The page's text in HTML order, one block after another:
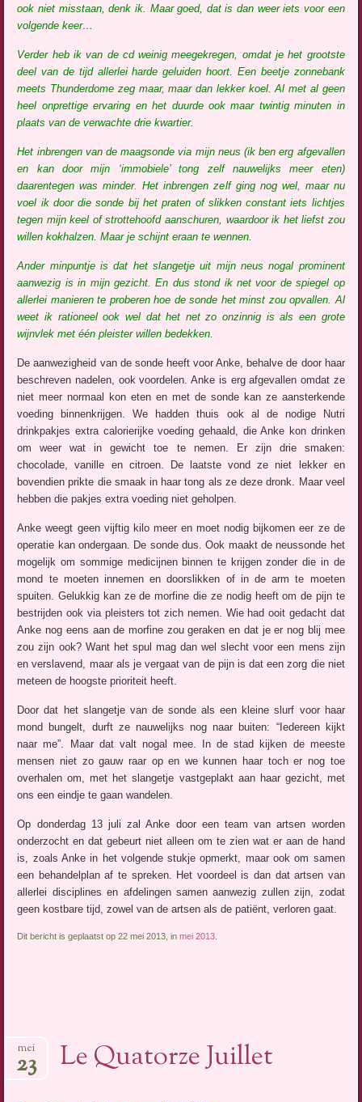
ook niet misstaan, denk ik. Maar goed, dat is dan weer iets voor een
volgende keer…
Verder heb ik van de cd weinig meegekregen, omdat je het grootste
deel van de tijd allerlei harde geluiden hoort. Een beetje zonnebank
meets Thunderdome zeg maar, maar dan lekker koel. Al met al geen
heel onprettige ervaring en het duurde ook maar twintig minuten in
plaats van de verwachte drie kwartier.
Het inbrengen van de maagsonde via mijn neus (ik ben erg afgevallen
en kan door mijn ‘immobiele’ tong zelf nauwelijks meer eten)
daarentegen was minder. Het inbrengen zelf ging nog wel, maar nu
voel ik door die sonde bij het praten of slikken constant iets lichtjes
tegen mijn keel of strottehoofd aanschuren, waardoor ik het liefst zou
willen kokhalzen. Maar je schijnt eraan te wennen.
Ander minpuntje is dat het slangetje uit mijn neus nogal prominent
aanwezig is in mijn gezicht. En dus stond ik net voor de spiegel op
allerlei manieren te proberen hoe de sonde het minst zou opvallen. Al
weet ik rationeel ook wel dat het net zo onzinnig is als een grote
wijnvlek met één pleister willen bedekken.
De aanwezigheid van de sonde heeft voor Anke, behalve de door haar
beschreven nadelen, ook voordelen. Anke is erg afgevallen omdat ze
niet meer normaal kon eten en met de sonde kan ze aansterkende
voeding binnenkrijgen. We hadden thuis ook al de nodige Nutri
drinkpakjes extra calorierijke voeding gehaald, die Anke kon drinken
om weer wat in gewicht toe te nemen. Er zijn drie smaken:
chocolade, vanille en citroen. De laatste vond ze niet lekker en
bovendien prikte die smaak in haar tong als ze deze dronk. Maar veel
hebben die pakjes extra voeding niet geholpen.
Anke weegt geen vijftig kilo meer en moet nodig bijkomen eer ze de
operatie kan ondergaan. De sonde dus. Ook maakt de neussonde het
mogelijk om sommige medicijnen binnen te krijgen zonder die in de
mond te moeten innemen en doorslikken of in de arm te moeten
spuiten. Gelukkig kan ze de morfine die ze nodig heeft om de pijn te
bestrijden ook via pleisters tot zich nemen. Wie had ooit gedacht dat
Anke nog eens aan de morfine zou geraken en dat je er nog blij mee
zou zijn ook? Want het spul mag dan wel slecht voor een mens zijn
en verslavend, maar als je vergaat van de pijn is dat een zorg die niet
meteen de hoogste prioriteit heeft.
Door dat het slangetje van de sonde als een kleine slurf voor haar
mond bungelt, durft ze nauwelijks nog naar buiten: “Iedereen kijkt
naar me”. Maar dat valt nogal mee. In de stad kijken de meeste
mensen niet zo gauw raar op en we kunnen haar toch er nog toe
overhalen om, met het slangetje vastgeplakt aan haar gezicht, met
ons een eindje te gaan wandelen.
Op donderdag 13 juli zal Anke door een team van artsen worden
onderzocht en dat gebeurt niet alleen om te zien wat er aan de hand
is, zoals Anke in het volgende stukje opmerkt, maar ook om samen
een behandelplan af te spreken. Het voordeel is dan dat artsen van
allerlei disciplines en afdelingen samen aanwezig zullen zijn, zodat
geen kostbare tijd, zowel van de artsen als de patiënt, verloren gaat.
Dit bericht is geplaatst op 22 mei 2013, inmei 2013
Le Quatorze Juillet
mei
23